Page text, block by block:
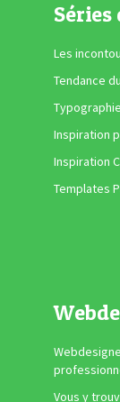
Séries
Les
Tendance
Inspiration
Inspiration
Templates
Vous y